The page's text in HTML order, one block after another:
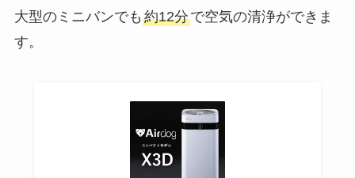
マルセイバターサンドの買える場
所は？販売店はどこ？通販やスー
大型のミニバンでも 約12分で空気の清浄ができま
す。